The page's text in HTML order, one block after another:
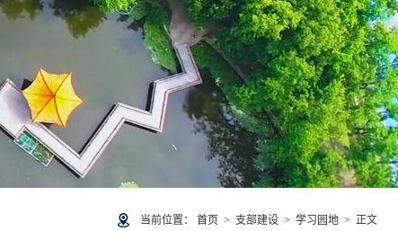
当前位置： 首页 > 支部建设> 学习园地> 正文